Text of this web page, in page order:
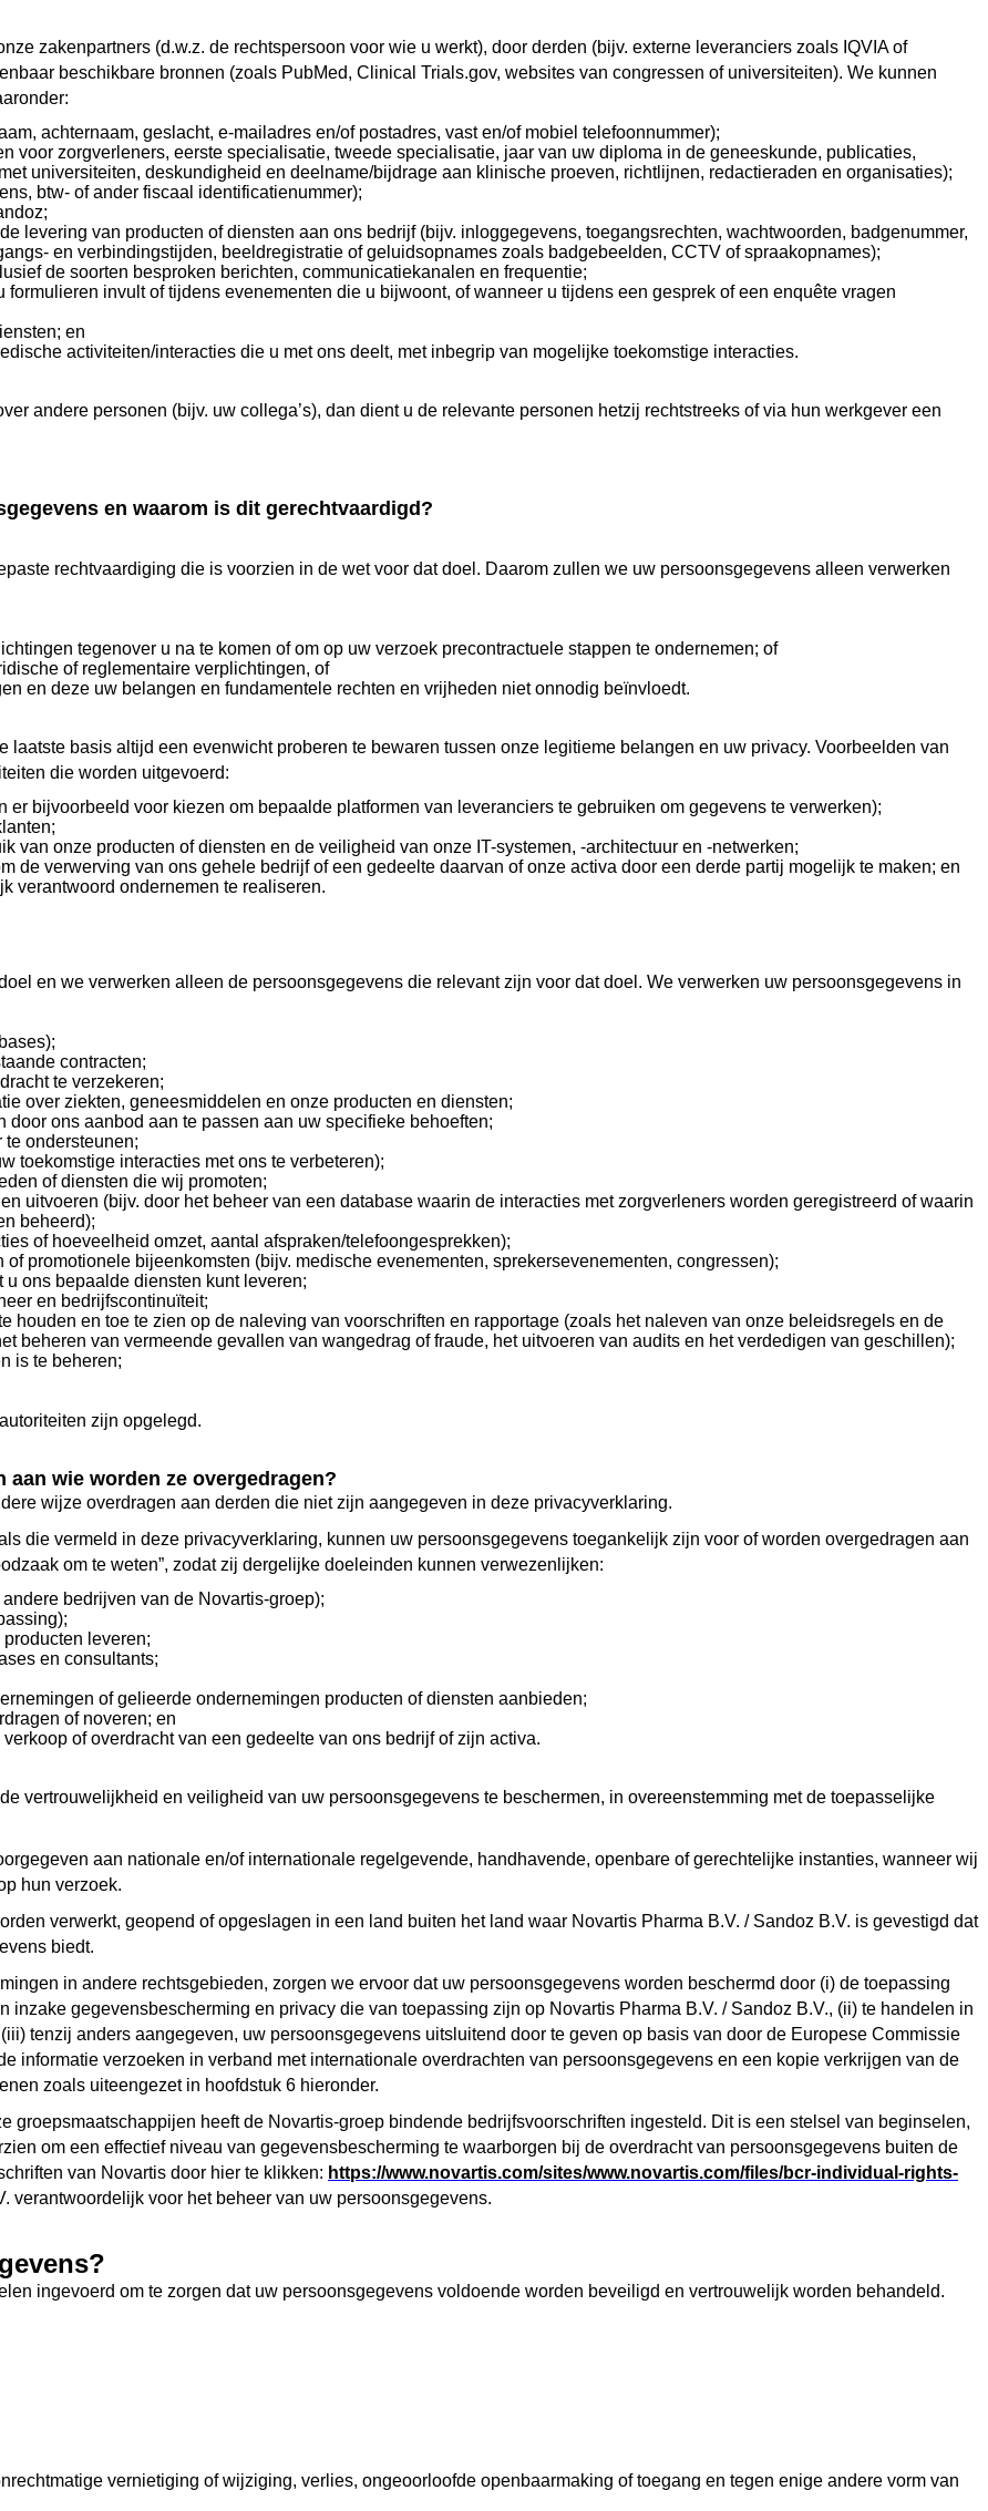
zakenpartners (d.w.z. de rechtspersoon voor wie u werkt), door derden (bijv. externe leveranciers zoals IQVIA of
beschikbare bronnen (zoals PubMed, Clinical Trials.gov, websites van congressen of universiteiten). We kunnen
achternaam, geslacht, e-mailadres en/of postadres, vast en/of mobiel telefoonnummer);
voor zorgverleners, eerste specialisatie, tweede specialisatie, jaar van uw diploma in de geneeskunde, publicaties,
universiteiten, deskundigheid en deelname/bijdrage aan klinische proeven, richtlijnen, redactieraden en organisaties);
btw- of ander fiscaal identificatienummer);
levering van producten of diensten aan ons bedrijf (bijv. inloggegevens, toegangsrechten, wachtwoorden, badgenummer,
en verbindingstijden, beeldregistratie of geluidsopnames zoals badgebeelden, CCTV of spraakopnames);
de soorten besproken berichten, communicatiekanalen en frequentie;
invult of tijdens evenementen die u bijwoont, of wanneer u tijdens een gesprek of een enquête vragen
en
activiteiten/interacties die u met ons deelt, met inbegrip van mogelijke toekomstige interacties.
andere personen (bijv. uw collega’s), dan dient u de relevante personen hetzij rechtstreeks of via hun werkgever een
en waarom is dit gerechtvaardigd?
rechtvaardiging die is voorzien in de wet voor dat doel. Daarom zullen we uw persoonsgegevens alleen verwerken
tegenover u na te komen of om op uw verzoek precontractuele stappen te ondernemen; of
of reglementaire verplichtingen, of
en deze uw belangen en fundamentele rechten en vrijheden niet onnodig beïnvloedt.
basis altijd een evenwicht proberen te bewaren tussen onze legitieme belangen en uw privacy. Voorbeelden van
die worden uitgevoerd:
bijvoorbeeld voor kiezen om bepaalde platformen van leveranciers te gebruiken om gegevens te verwerken);
van onze producten of diensten en de veiligheid van onze IT-systemen, -architectuur en -netwerken;
de verwerving van ons gehele bedrijf of een gedeelte daarvan of onze activa door een derde partij mogelijk te maken; en
verantwoord ondernemen te realiseren.
en we verwerken alleen de persoonsgegevens die relevant zijn voor dat doel. We verwerken uw persoonsgegevens in
contracten;
te verzekeren;
over ziekten, geneesmiddelen en onze producten en diensten;
ons aanbod aan te passen aan uw specifieke behoeften;
ondersteunen;
toekomstige interacties met ons te verbeteren);
of diensten die wij promoten;
uitvoeren (bijv. door het beheer van een database waarin de interacties met zorgverleners worden geregistreerd of waarin
beheerd);
of hoeveelheid omzet, aantal afspraken/telefoongesprekken);
promotionele bijeenkomsten (bijv. medische evenementen, sprekersevenementen, congressen);
ons bepaalde diensten kunt leveren;
en bedrijfscontinuïteit;
houden en toe te zien op de naleving van voorschriften en rapportage (zoals het naleven van onze beleidsregels en de
beheren van vermeende gevallen van wangedrag of fraude, het uitvoeren van audits en het verdedigen van geschillen);
is te beheren;
zijn opgelegd.
wie worden ze overgedragen?
wijze overdragen aan derden die niet zijn aangegeven in deze privacyverklaring.
die vermeld in deze privacyverklaring, kunnen uw persoonsgegevens toegankelijk zijn voor of worden overgedragen aan
om te weten”, zodat zij dergelijke doeleinden kunnen verwezenlijken:
bedrijven van de Novartis-groep);
leveren;
en consultants;
of gelieerde ondernemingen producten of diensten aanbieden;
of noveren; en
of overdracht van een gedeelte van ons bedrijf of zijn activa.
vertrouwelijkheid en veiligheid van uw persoonsgegevens te beschermen, in overeenstemming met de toepasselijke
aan nationale en/of internationale regelgevende, handhavende, openbare of gerechtelijke instanties, wanneer wij
hun verzoek.
verwerkt, geopend of opgeslagen in een land buiten het land waar Novartis Pharma B.V. / Sandoz B.V. is gevestigd dat
biedt.
in andere rechtsgebieden, zorgen we ervoor dat uw persoonsgegevens worden beschermd door (i) de toepassing
gegevensbescherming en privacy die van toepassing zijn op Novartis Pharma B.V. / Sandoz B.V., (ii) te handelen in
tenzij anders aangegeven, uw persoonsgegevens uitsluitend door te geven op basis van door de Europese Commissie
informatie verzoeken in verband met internationale overdrachten van persoonsgegevens en een kopie verkrijgen van de
zoals uiteengezet in hoofdstuk 6 hieronder.
groepsmaatschappijen heeft de Novartis-groep bindende bedrijfsvoorschriften ingesteld. Dit is een stelsel van beginselen,
om een effectief niveau van gegevensbescherming te waarborgen bij de overdracht van persoonsgegevens buiten de
van Novartis door hier te klikken: https://www.novartis.com/sites/www.novartis.com/files/bcr-individual-rights-
verantwoordelijk voor het beheer van uw persoonsgegevens.
ingevoerd om te zorgen dat uw persoonsgegevens voldoende worden beveiligd en vertrouwelijk worden behandeld.
vernietiging of wijziging, verlies, ongeoorloofde openbaarmaking of toegang en tegen enige andere vorm van